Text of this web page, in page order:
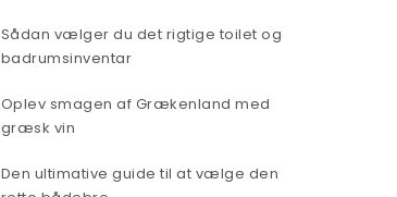
Sådan vælger du det rigtige toilet og
badrumsinventar
Oplev smagen af Grækenland med
græsk vin
Den ultimative guide til at vælge den